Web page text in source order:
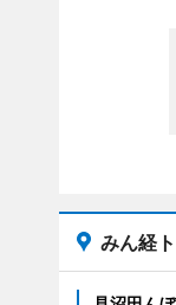
みん経